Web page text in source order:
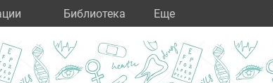
Библиотека Eще